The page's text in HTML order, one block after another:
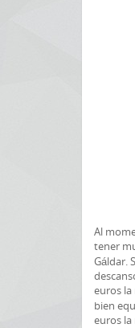
Al
tener
Gáldar.
euros la
bien
euros la